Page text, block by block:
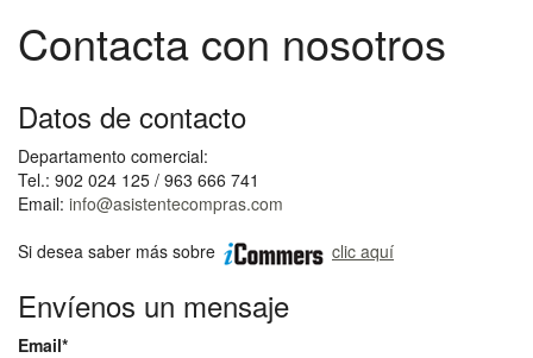
Contacta con nosotros
Datos de contacto
Departamento comercial:
Tel.: 902 024 125 / 963 666 741
Email: info@asistentecompras.com
Si desea saber más sobre
clic aquí
Envíenos un mensaje
Email*